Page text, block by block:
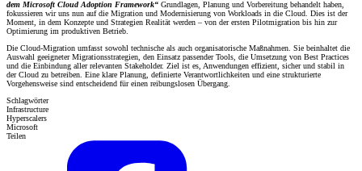
dem Microsoft Cloud Adoption Framework“ Grundlagen, Planung und Vorbereitung behandelt haben,
fokussieren wir uns nun auf die Migration und Modernisierung von Workloads in die Cloud. Dies ist der
Moment, in dem Konzepte und Strategien Realität werden – von der ersten Pilotmigration bis hin zur
Optimierung im produktiven Betrieb.
Die Cloud-Migration umfasst sowohl technische als auch organisatorische Maßnahmen. Sie beinhaltet die
Auswahl geeigneter Migrationsstrategien, den Einsatz passender Tools, die Umsetzung von Best Practices
und die Einbindung aller relevanten Stakeholder. Ziel ist es, Anwendungen effizient, sicher und stabil in
der Cloud zu betreiben. Eine klare Planung, definierte Verantwortlichkeiten und eine strukturierte
Vorgehensweise sind entscheidend für einen reibungslosen Übergang.
Schlagwörter
Infrastructure
Hyperscalers
Microsoft
Teilen